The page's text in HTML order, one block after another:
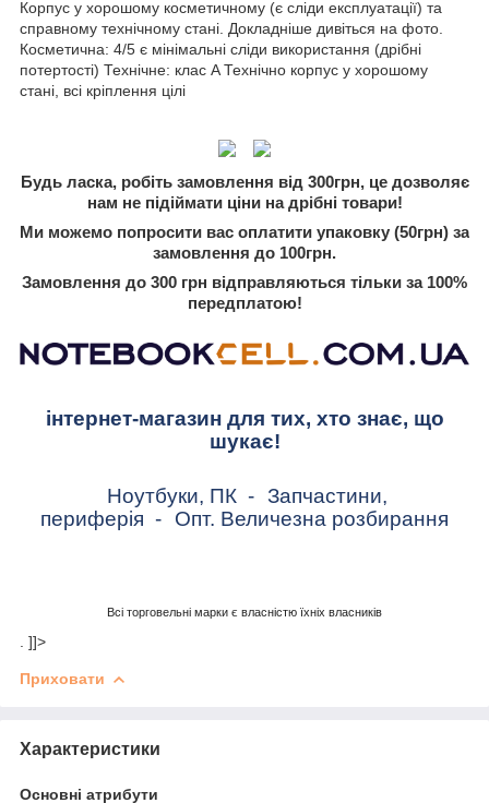
Корпус у хорошому косметичному (є сліди експлуатації) та
справному технічному стані. Докладніше дивіться на фото.
Косметична: 4/5 є мінімальні сліди використання (дрібні
потертості) Технічне: клас A Технічно корпус у хорошому
стані, всі кріплення цілі
Будь ласка, робіть замовлення від 300грн, це дозволяє
нам не підіймати ціни на дрібні товари!
Ми можемо попросити вас оплатити упаковку (50грн) за
замовлення до 100грн.
Замовлення до 300 грн відправляються тільки за 100%
передплатою!
інтернет-магазин для тих, хто знає, що
шукає!
Ноутбуки, ПК - Запчастини,
периферія - Опт. Величезна розбирання
Всі торговельні марки є власністю їхніх власників
. ]]>
Приховати
Характеристики
Основні атрибути